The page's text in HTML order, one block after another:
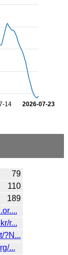
14 2026-07-23
79
110
189
r...
?N...
...